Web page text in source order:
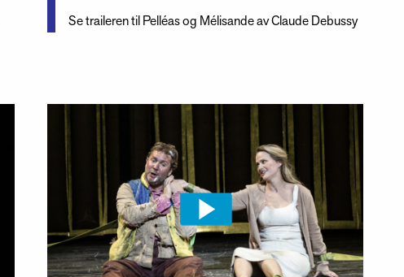
Se traileren til Pelléas og Mélisande av Claude Debussy